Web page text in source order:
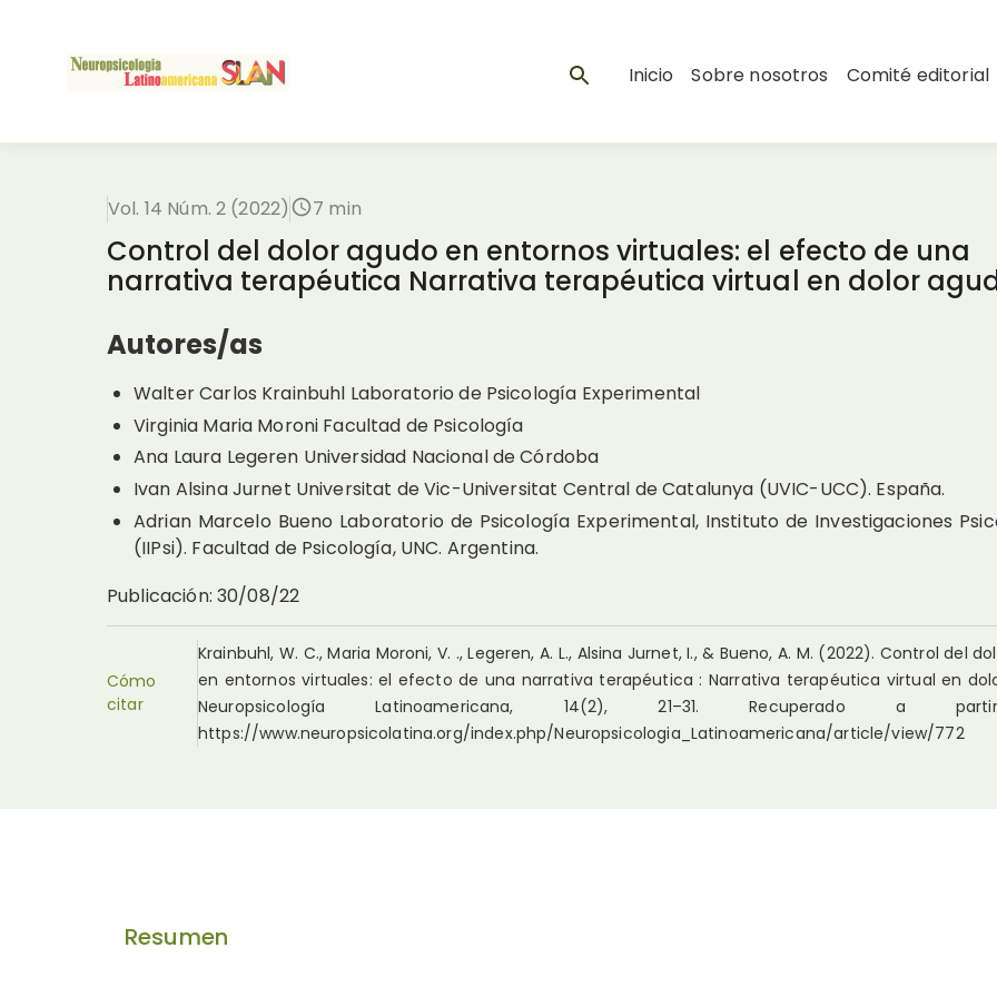
Inicio Sobre nosotros Comité editorial
Vol. 14 Núm. 2 (2022) 7 min
Control del dolor agudo en entornos virtuales: el efecto de una
narrativa terapéutica Narrativa terapéutica virtual en dolor
Autores/as
Walter Carlos Krainbuhl Laboratorio de Psicología Experimental
Virginia Maria Moroni Facultad de Psicología
Ana Laura Legeren Universidad Nacional de Córdoba
Ivan Alsina Jurnet Universitat de Vic-Universitat Central de Catalunya (UVIC-UCC). España.
Adrian Marcelo Bueno Laboratorio de Psicología Experimental, Instituto de Investigaciones
(IIPsi). Facultad de Psicología, UNC. Argentina.
Publicación: 30/08/22
Cómo
citar
Krainbuhl, W. C., Maria Moroni, V. ., Legeren, A. L., Alsina Jurnet, I., & Bueno, A. M. (2022). Control del
en entornos virtuales: el efecto de una narrativa terapéutica : Narrativa terapéutica virtual en
Neuropsicología Latinoamericana, 14(2), 21–31. Recuperado a
https://www.neuropsicolatina.org/index.php/Neuropsicologia_Latinoamericana/article/view/772
Resumen